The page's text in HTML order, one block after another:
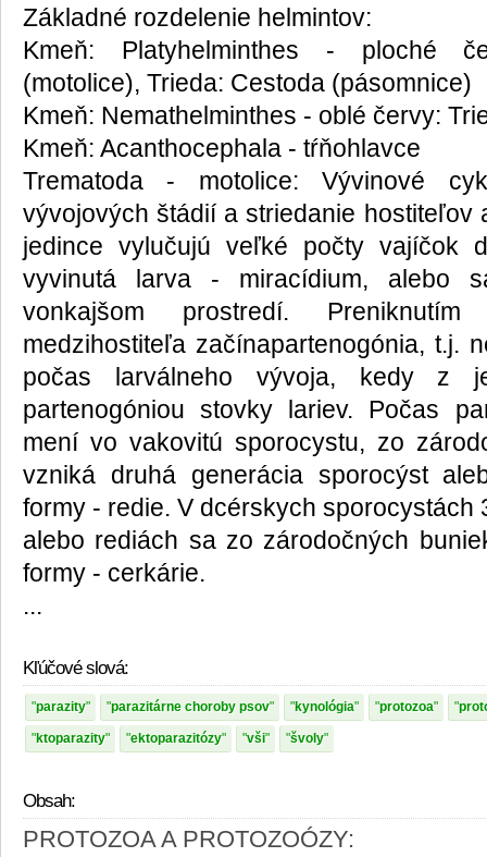
Základné rozdelenie helmintov:
Kmeň: Platyhelminthes - ploché
(motolice), Trieda: Cestoda (pásomnice)
Kmeň: Nemathelminthes - oblé červy:
Kmeň: Acanthocephala - tŕňohlavce
Trematoda - motolice: Vývinové
vývojových štádií a striedanie hostiteľov
jedince vylučujú veľké počty vajíčok
vyvinutá larva - miracídium, alebo
vonkajšom prostredí.
medzihostiteľa začínapartenogónia, t.j.
počas larválneho vývoja, kedy z
partenogóniou stovky lariev. Počas
mení vo vakovitú sporocystu, zo
vzniká druhá generácia sporocýst
formy - redie. V dcérskych sporocystách
alebo rediách sa zo zárodočných
formy - cerkárie.
...
Kľúčové slová:
parazity parazitárne choroby psov kynológia protozoa
ktoparazity ektoparazitózy vši švoly
Obsah:
PROTOZOA A PROTOZOÓZY: